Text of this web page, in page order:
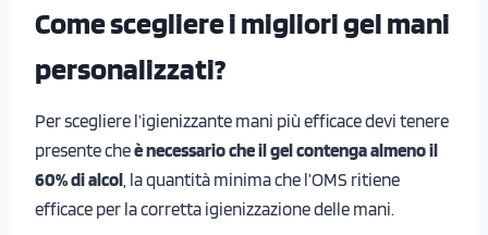
Come scegliere i migliori gel mani
personalizzati?
Per scegliere l’igienizzante mani più efficace devi tenere
presente cheè necessario che il gel contenga almeno il
60% di alcol , la quantità minima che l’OMS ritiene
efficace per la corretta igienizzazione delle mani.